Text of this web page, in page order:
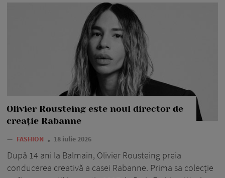
Olivier Rousteing este noul director de
creație Rabanne
— FASHION 18 iulie 2026
După 14 ani la Balmain, Olivier Rousteing preia
conducerea creativă a casei Rabanne. Prima sa colecție